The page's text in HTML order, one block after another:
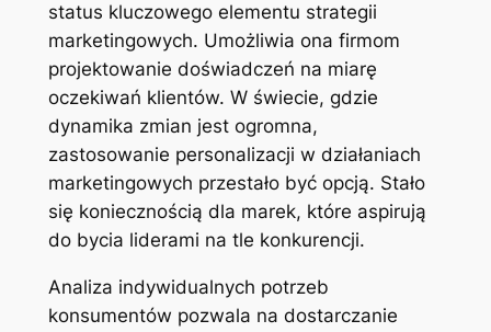
status kluczowego elementu strategii
marketingowych. Umożliwia ona firmom
projektowanie doświadczeń na miarę
oczekiwań klientów. W świecie, gdzie
dynamika zmian jest ogromna,
zastosowanie personalizacji w działaniach
marketingowych przestało być opcją. Stało
się koniecznością dla marek, które aspirują
do bycia liderami na tle konkurencji.
Analiza indywidualnych potrzeb
konsumentów pozwala na dostarczanie